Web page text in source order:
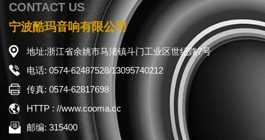
CONTACT US
宁波酷玛音响有限公司
地址:浙江省余姚市马渚镇斗门工业区世纪路7号
电话: 0574-62487528/13095740212
传真: 0574-62817698
HTTP : //www.cooma.cc
邮编: 315400